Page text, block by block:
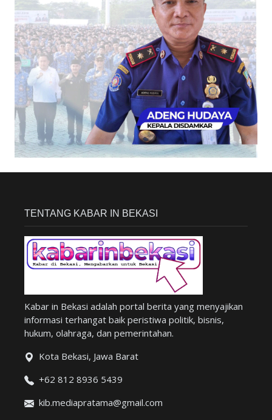
TENTANG KABAR IN BEKASI
Kabar in Bekasi adalah portal berita yang menyajikan
informasi terhangat baik peristiwa politik, bisnis,
hukum, olahraga, dan pemerintahan.
Kota Bekasi, Jawa Barat
+62 812 8936 5439
kib.mediapratama@gmail.com